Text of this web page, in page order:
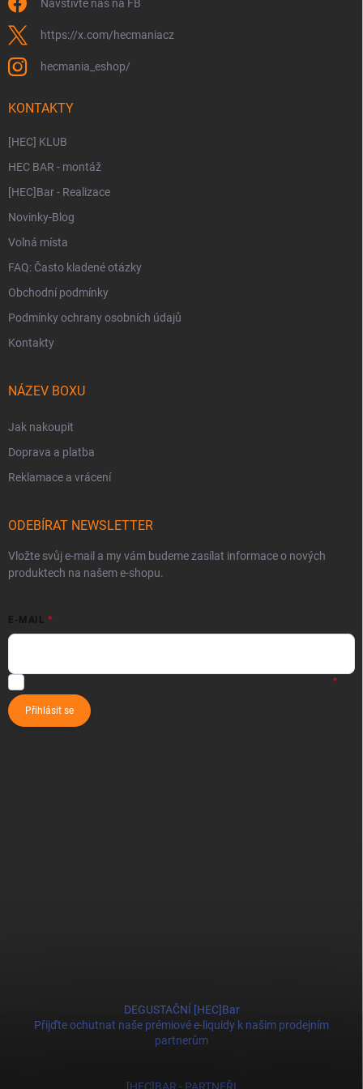
Navštivte nás na FB
https://x.com/hecmaniacz
hecmania_eshop/
KONTAKTY
[HEC] KLUB
HEC BAR - montáž
[HEC]Bar - Realizace
Novinky-Blog
Volná místa
FAQ: Často kladené otázky
Obchodní podmínky
Podmínky ochrany osobních údajů
Kontakty
NÁZEV BOXU
Jak nakoupit
Doprava a platba
Reklamace a vrácení
ODEBÍRAT NEWSLETTER
Vložte svůj e-mail a my vám budeme zasílat informace o nových
produktech na našem e-shopu.
E-MAIL
Přihlásit se
DEGUSTAČNÍ [HEC]Bar
Přijďte ochutnat naše prémiové e-liquidy k našim prodejním
partnerům